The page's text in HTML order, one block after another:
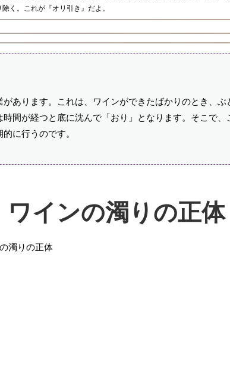
く。これが『オリ引き』だよ。
あります。これは、ワインができたばかりのとき、
間が経つと底に沈んで「おり」となります。そこで
に行うのです。
ワインの濁りの正体